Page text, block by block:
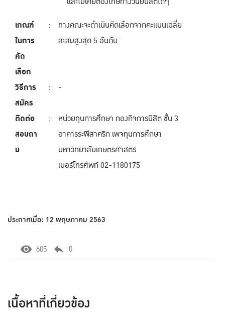
เกณฑ์
ในการ
คัด
เลือก
:
ทางคณะจะดำเนินคัดเลือกจากคะแนนเฉลี่ย
สะสมสูงสุด 5 อันดับ
วิธีการ
สมัคร
: -
ติดต่อ
สอบถา
ม
:
หน่วยทุนการศึกษา กองกิจการนิสิต ชั้น 3
อาคารระพีสาคริก เพจทุนการศึกษา
มหาวิทยาลัยเกษตรศาสตร์
เบอร์โทรศัพท์ 02-1180175
ประกาศเมื่อ: 12 พฤษภาคม 2563
605 0
เนื้อหาที่เกี่ยวข้อง